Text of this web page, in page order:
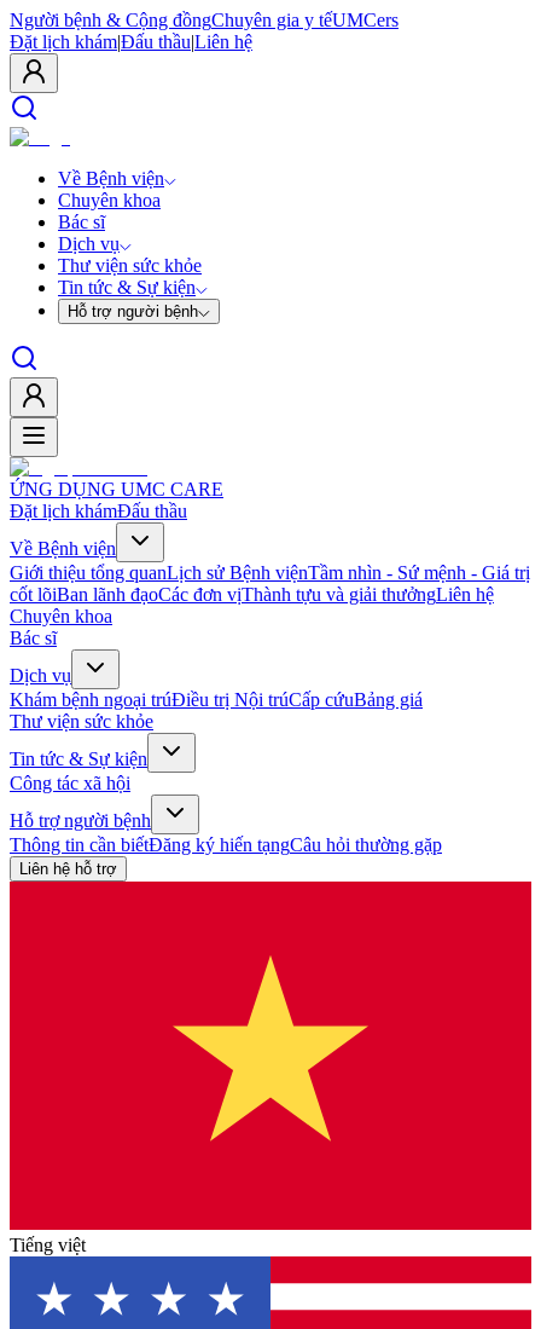
Người bệnh & Cộng đồngChuyên gia y tếUMCers
Đặt lịch khám|Đấu thầu|Liên hệ
Về Bệnh viện
Chuyên khoa
Bác sĩ
Dịch vụ
Thư viện sức khỏe
Tin tức & Sự kiện
Hỗ trợ người bệnh
ỨNG DỤNG UMC CARE
Đặt lịch khámĐấu thầu
Về Bệnh viện
Giới thiệu tổng quanLịch sử Bệnh việnTầm nhìn - Sứ mệnh - Giá trị
cốt lõiBan lãnh đạoCác đơn vịThành tựu và giải thưởngLiên hệ
Chuyên khoa
Bác sĩ
Dịch vụ
Khám bệnh ngoại trúĐiều trị Nội trúCấp cứuBảng giá
Thư viện sức khỏe
Tin tức & Sự kiện
Công tác xã hội
Hỗ trợ người bệnh
Thông tin cần biếtĐăng ký hiến tạngCâu hỏi thường gặp
Liên hệ hỗ trợ
Tiếng việt